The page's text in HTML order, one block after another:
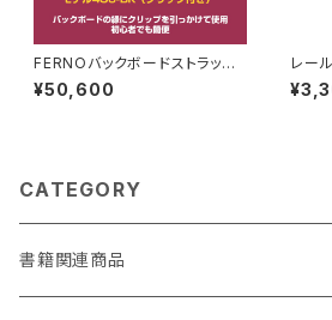
FERNOバックボードストラッ
プ モデル436-BK（クリップ付
き）
¥50,600
レー
＃5（
生器）
CATEGORY
書籍関連商品